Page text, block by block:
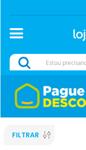
Estou precisando
FILTRAR